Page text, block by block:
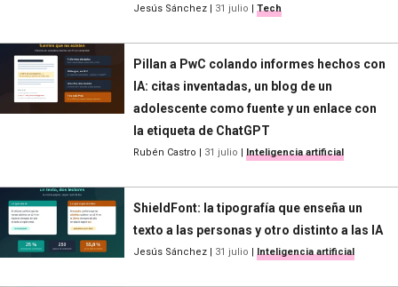
Jesús Sánchez 31 julio Tech
Pillan a PwC colando informes hechos con
IA: citas inventadas, un blog de un
adolescente como fuente y un enlace con
la etiqueta de ChatGPT
Rubén Castro 31 julio Inteligencia artificial
ShieldFont: la tipografía que enseña un
texto a las personas y otro distinto a las IA
Jesús Sánchez 31 julio Inteligencia artificial